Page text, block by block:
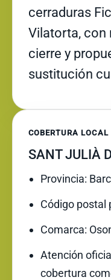
cerraduras
Vilatorta, con
cierre y
sustitución
COBERTURA LOCAL
SANT JULIÀ
Provincia:
Código postal
Comarca:
Atención
cobertura